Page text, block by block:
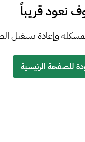
نعود قريباً
وإعادة تشغيل
للصفحة الرئيسية